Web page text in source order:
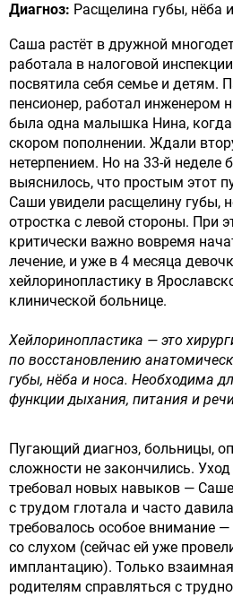
Диагноз: Расщелина губы, нёба
Саша растёт в дружной
работала в налоговой
посвятила себя семье и детям.
пенсионер, работал инженером
была одна малышка Нина, когда
скором пополнении. Ждали
нетерпением. Но на 33-й неделе
выяснилось, что простым этот
Саши увидели расщелину губы,
отростка с левой стороны. При
критически важно вовремя
лечение, и уже в 4 месяца
хейлоринопластику в
клинической больнице.
Хейлоринопластика — это
по восстановлению
губы, нёба и носа. Необходима
функции дыхания, питания и
Пугающий диагноз, больницы,
сложности не закончились.
требовал новых навыков —
с трудом глотала и часто
требовалось особое внимание
со слухом (сейчас ей уже
имплантацию). Только
родителям справляться с